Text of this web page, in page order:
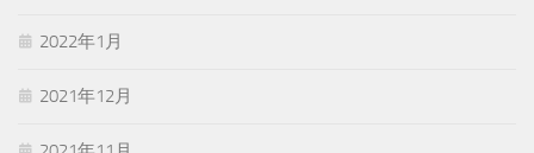
2022年1月
2021年12月